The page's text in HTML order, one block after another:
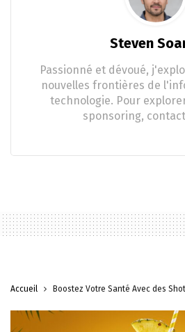
Steven
Passionné et dévoué,
nouvelles frontières de
technologie. Pour
sponsoring,
Accueil Boostez Votre Santé Avec des